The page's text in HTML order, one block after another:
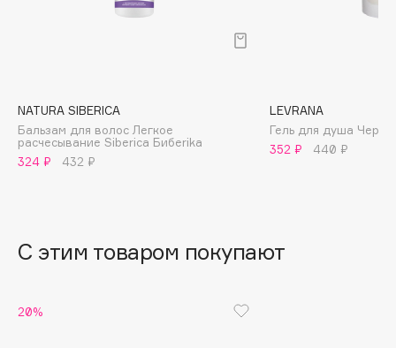
Banderas
Basicare
Beautyblades
НОВИНКА
NATURA SIBERICA
Бальзам для волос Легкое
расчесывание Siberica Бибеrika
324 ₽
432 ₽
LEVRANA
Гель для душа
352 ₽
440 ₽
С этим товаром покупают
20%